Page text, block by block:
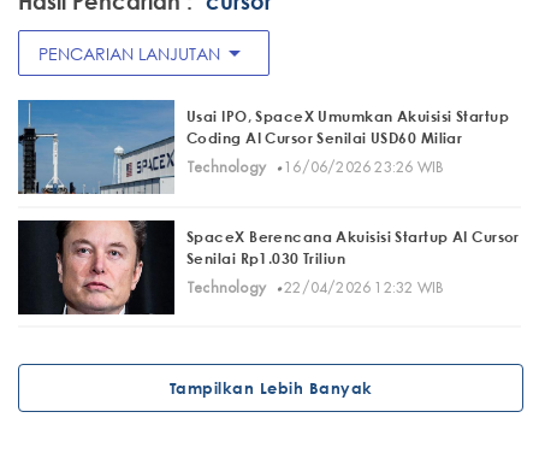
PENCARIAN LANJUTAN arrow_drop_down
Usai IPO, SpaceX Umumkan Akuisisi Startup
Coding AI Cursor Senilai USD60 Miliar
Technology
· 16/06/2026 23:26 WIB
SpaceX Berencana Akuisisi Startup AI Cursor
Senilai Rp1.030 Triliun
Technology
· 22/04/2026 12:32 WIB
Tampilkan Lebih Banyak